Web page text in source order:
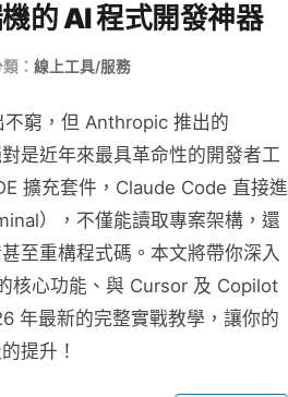
的 AI 程式開發神器
： 線上工具/服務
不窮，但 Anthropic 推出的
是近年來最具革命性的開發者工
擴充套件，Claude Code 直接進
），不僅能讀取專案架構，還
至重構程式碼。本文將帶你深入
核心功能、與 Cursor 及 Copilot
年最新的完整實戰教學，讓你的
提升！